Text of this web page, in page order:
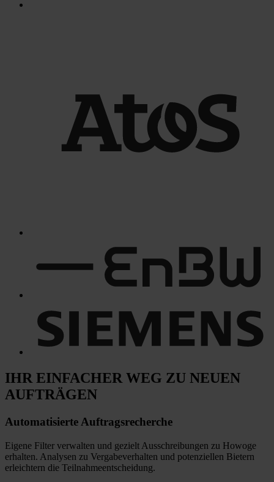
IHR EINFACHER WEG ZU NEUEN
AUFTRÄGEN
Automatisierte Auftragsrecherche
Eigene Filter verwalten und gezielt Ausschreibungen zu Howoge
erhalten. Analysen zu Vergabeverhalten und potenziellen Bietern
erleichtern die Teilnahmeentscheidung.